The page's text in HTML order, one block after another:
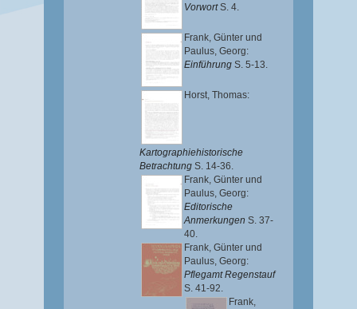
VorwortS. 4.
Frank, Günter und
Paulus, Georg:
Einführung S. 5-13.
Horst, Thomas:
Kartographiehistorische
Betrachtung S. 14-36.
Frank, Günter und
Paulus, Georg:
Editorische
Anmerkungen S. 37-
40.
Frank, Günter und
Paulus, Georg:
Pflegamt Regenstauf
S. 41-92.
Frank,